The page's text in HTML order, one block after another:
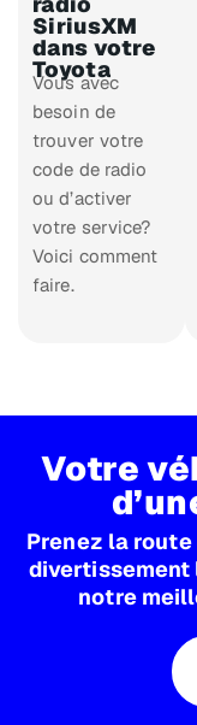
SiriusXM
dans votre
Toyota
Vous avec
besoin de
trouver votre
code de radio
ou d’activer
votre service?
Voici comment
faire.
Votre
Prenez la
divertissement
notre